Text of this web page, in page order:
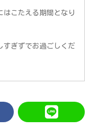
はこたえる期間となり
すぎずでお過ごしくだ